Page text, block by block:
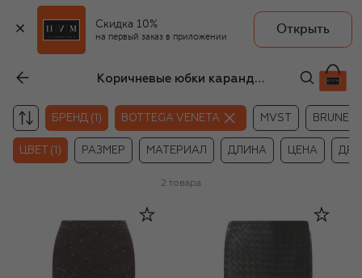
Скидка 10%
на первый заказ в приложении
Открыть
Коричневые юбки карандаши Bottega Veneta
БРЕНД (1) BOTTEGA VENETA MVST
ЦВЕТ (1) РАЗМЕР МАТЕРИАЛ ДЛИНА ЦЕНА
2 товара